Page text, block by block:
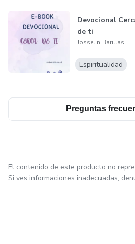
Devocional
de ti
Josselin Barillas
Espiritualidad
Preguntas
El contenido de este producto no
Si ves informaciones inadecuadas,